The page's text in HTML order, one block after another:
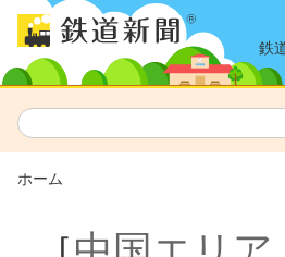
鉄
ホーム